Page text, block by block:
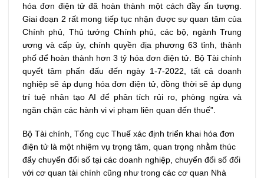
hóa đơn điện tử đã hoàn thành một cách đầy ấn tượng.
Giai đoạn 2 rất mong tiếp tục nhận được sự quan tâm của
Chính phủ, Thủ tướng Chính phủ, các bộ, ngành Trung
ương và cấp ủy, chính quyền địa phương 63 tỉnh, thành
phố để hoàn thành hơn 3 tỷ hóa đơn điện tử. Bộ Tài chính
quyết tâm phấn đấu đến ngày 1-7-2022, tất cả doanh
nghiệp sẽ áp dụng hóa đơn điện tử, đồng thời sẽ áp dụng
trí tuệ nhân tạo AI để phân tích rủi ro, phòng ngừa và
ngăn chặn các hành vi vi phạm liên quan đến thuế”.
Bộ Tài chính, Tổng cục Thuế xác định triển khai hóa đơn
điện tử là một nhiệm vụ trọng tâm, quan trọng nhằm thúc
đẩy chuyển đổi số tại các doanh nghiệp, chuyển đổi số đối
với cơ quan tài chính cũng như trong các cơ quan Nhà